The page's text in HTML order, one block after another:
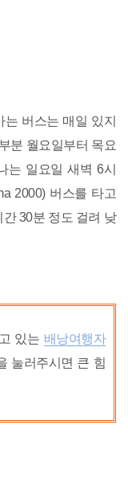
버스는 매일 있지
분 월요일부터 목요
는 일요일 새벽 6시
2000) 버스를 타고
30분 정도 걸려 낮
있는 배낭여행자
눌러주시면 큰 힘